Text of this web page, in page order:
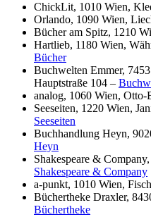
ChickLit, 1010 Wien,
Orlando, 1090 Wien,
Bücher am Spitz, 1210
Hartlieb, 1180 Wien,
Bücher
Buchwelten Emmer,
Hauptstraße 104 –
analog, 1060 Wien, Otto-
Seeseiten, 1220 Wien,
Seeseiten
Buchhandlung Heyn,
Heyn
Shakespeare &
Shakespeare & Company
a-punkt, 1010 Wien,
Büchertheke Draxler,
Büchertheke